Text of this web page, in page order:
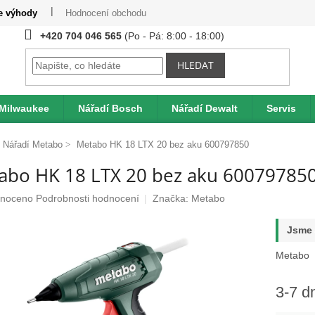
výhody Hodnocení obchodu
+420 704 046 565
HLEDAT
Nářadí Bosch Nářadí Dewalt Servis
Nářadí Metabo Metabo HK 18 LTX 20 bez aku 600797850
HK 18 LTX 20 bez aku
Podrobnosti hodnocení Značka: Metabo
Jsme
Metabo
3-7